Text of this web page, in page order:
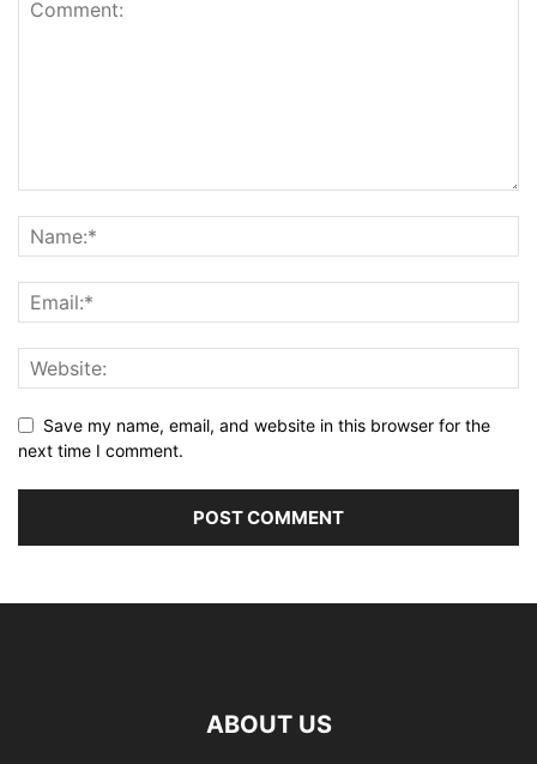
Save my name, email, and website in this browser for the
next time I comment.
ABOUT US